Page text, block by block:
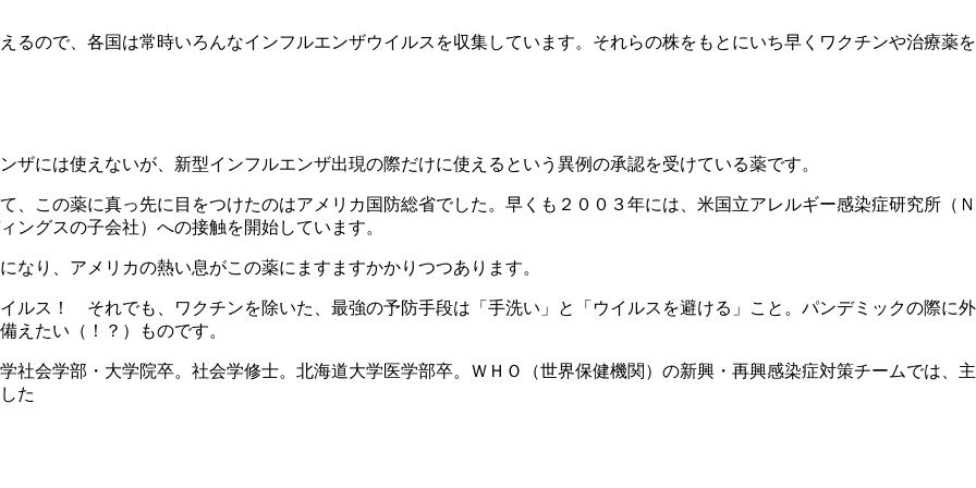
るので、各国は常時いろんなインフルエンザウイルスを収集しています。それらの株をもとにいち早くワクチンや治療薬を
ザには使えないが、新型インフルエンザ出現の際だけに使えるという異例の承認を受けている薬です。
、この薬に真っ先に目をつけたのはアメリカ国防総省でした。早くも２００３年には、米国立アレルギー感染症研究所（Ｎ
ングスの子会社）への接触を開始しています。
り、アメリカの熱い息がこの薬にますますかかりつつあります。
ルス！ それでも、ワクチンを除いた、最強の予防手段は「手洗い」と「ウイルスを避ける」こと。パンデミックの際に外
えたい（！？）ものです。
社会学部・大学院卒。社会学修士。北海道大学医学部卒。ＷＨＯ（世界保健機関）の新興・再興感染症対策チームでは、主
た